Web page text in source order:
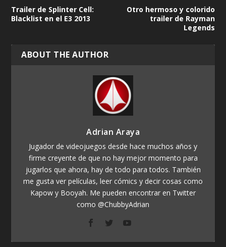
Trailer de Splinter Cell:
Blacklist en el E3 2013
Otro hermoso y colorido
trailer de Rayman
Legends
ABOUT THE AUTHOR
Adrian Araya
Jugador de videojuegos desde hace muchos años y
firme creyente de que no hay mejor momento para
jugarlos que ahora, hay de todo para todos. También
me gusta ver películas, leer cómics y decir cosas como
Kapow y Booyah. Me pueden encontrar en Twitter
como @ChubbyAdrian